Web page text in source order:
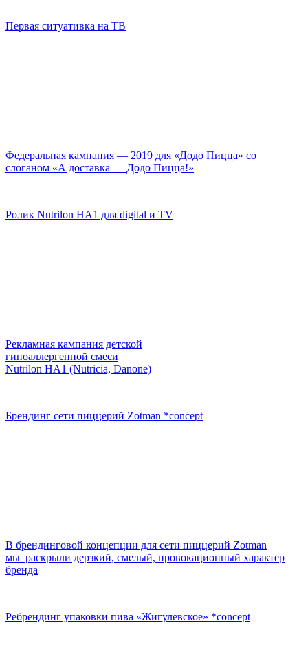
Первая ситуативка на ТВ
Федеральная кампания — 2019 для «Додо Пицца» со
слоганом «А доставка — Додо Пицца!»
Ролик Nutrilon HA1 для digital и TV
Рекламная кампания детской
гипоаллергенной смеси
Nutrilon HA1 (Nutricia, Danone)
Брендинг сети пиццерий Zotman *concept
В брендинговой концепции для сети пиццерий Zotman
мы раскрыли дерзкий, смелый, провокационный характер
бренда
Ребрендинг упаковки пива «Жигулевское» *concept